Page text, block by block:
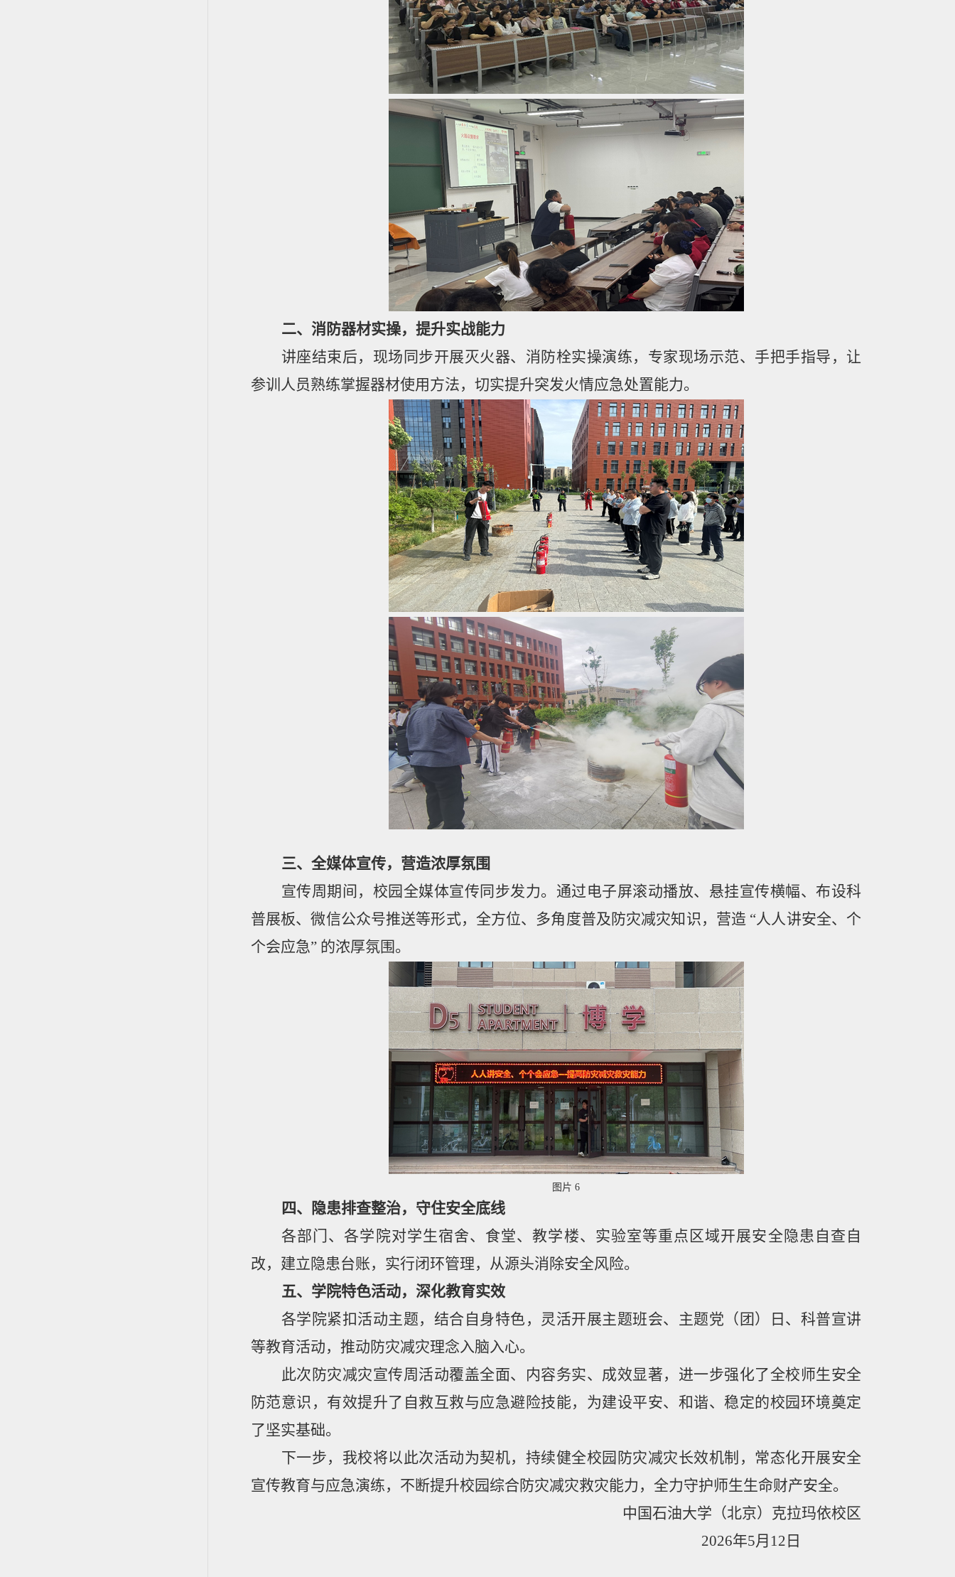
二、消防器材实操，提升实战能力
讲座结束后，现场同步开展灭火器、消防栓实操演练，专家现场示范、手把手指导，让
参训人员熟练掌握器材使用方法，切实提升突发火情应急处置能力。
三、全媒体宣传，营造浓厚氛围
宣传周期间，校园全媒体宣传同步发力。通过电子屏滚动播放、悬挂宣传横幅、布设科
普展板、微信公众号推送等形式，全方位、多角度普及防灾减灾知识，营造 “人人讲安全、个
个会应急” 的浓厚氛围。
图片 6
四、隐患排查整治，守住安全底线
各部门、各学院对学生宿舍、食堂、教学楼、实验室等重点区域开展安全隐患自查自
改，建立隐患台账，实行闭环管理，从源头消除安全风险。
五、学院特色活动，深化教育实效
各学院紧扣活动主题，结合自身特色，灵活开展主题班会、主题党（团）日、科普宣讲
等教育活动，推动防灾减灾理念入脑入心。
此次防灾减灾宣传周活动覆盖全面、内容务实、成效显著，进一步强化了全校师生安全
防范意识，有效提升了自救互救与应急避险技能，为建设平安、和谐、稳定的校园环境奠定
了坚实基础。
下一步，我校将以此次活动为契机，持续健全校园防灾减灾长效机制，常态化开展安全
宣传教育与应急演练，不断提升校园综合防灾减灾救灾能力，全力守护师生生命财产安全。
中国石油大学（北京）克拉玛依校区
2026年5月 12 日